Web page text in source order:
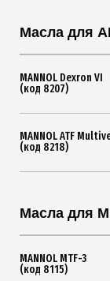
Масла для
MANNOL Dexron VI
(код 8207)
MANNOL ATF
(код 8218)
Масла для
MANNOL MTF-3
(код 8115)